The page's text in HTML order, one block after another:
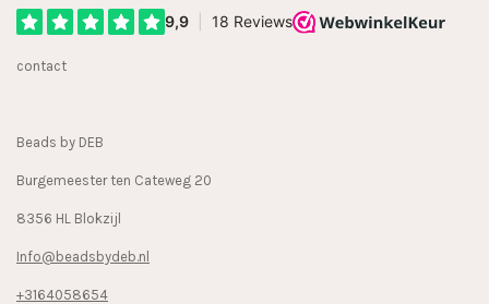
e
t
T
contact
Beads by DEB
Burgemeester ten Cateweg 20
8356 HL Blokzijl
Info@beadsbydeb.nl
+3164058654